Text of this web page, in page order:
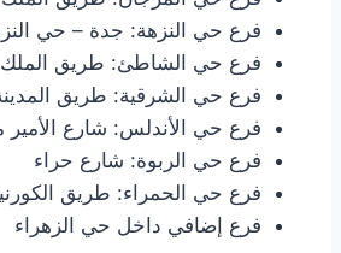
فرع حي النزهة: جدة – حي
فرع حي الشاطئ: طريق الملك
فرع حي الشرقية: طريق
فرع حي الأندلس: شارع الأمير
فرع حي الربوة: شارع حراء
فرع حي الحمراء: طريق
فرع إضافي داخل حي الزهراء